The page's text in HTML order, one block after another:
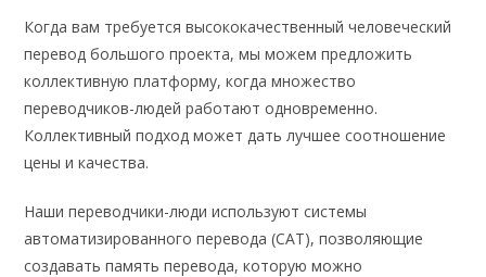
Когда вам требуется высококачественный человеческий
перевод большого проекта, мы можем предложить
коллективную платформу, когда множество
переводчиков-людей работают одновременно.
Коллективный подход может дать лучшее соотношение
цены и качества.
Наши переводчики-люди используют системы
автоматизированного перевода (CAT), позволяющие
создавать память перевода, которую можно